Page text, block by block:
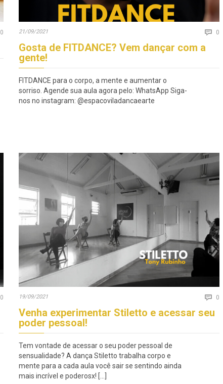
0Comments21/09/2021  0
Gosta de FITDANCE? Vem dançar com a
gente!
FITDANCE para o corpo, a mente e aumentar o
sorriso. Agende sua aula agora pelo: WhatsApp Siga-
nos no instagram: @espacoviladancaearte
0Comments19/09/2021  0
Venha experimentar Stiletto e acessar seu
poder pessoal!
Tem vontade de acessar o seu poder pessoal de
sensualidade? A dança Stiletto trabalha corpo e
mente para a cada aula você sair se sentindo ainda
mais incrível e poderosx! […]